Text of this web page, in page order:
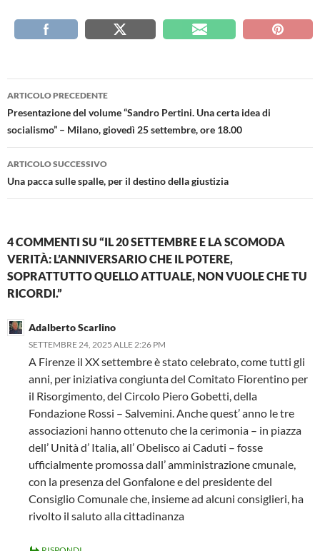
Navigazione
articolo
ARTICOLO PRECEDENTE
Presentazione del volume “Sandro Pertini. Una certa idea di
socialismo” – Milano, giovedì 25 settembre, ore 18.00
ARTICOLO SUCCESSIVO
Una pacca sulle spalle, per il destino della giustizia
4 COMMENTI SU “IL 20 SETTEMBRE E LA SCOMODA
VERITÀ: L’ANNIVERSARIO CHE IL POTERE,
SOPRATTUTTO QUELLO ATTUALE, NON VUOLE CHE TU
RICORDI.”
Adalberto Scarlino
SETTEMBRE 24, 2025 ALLE 2:26 PM
A Firenze il XX settembre è stato celebrato, come tutti gli
anni, per iniziativa congiunta del Comitato Fiorentino per
il Risorgimento, del Circolo Piero Gobetti, della
Fondazione Rossi – Salvemini. Anche quest’ anno le tre
associazioni hanno ottenuto che la cerimonia – in piazza
dell’ Unità d’ Italia, all’ Obelisco ai Caduti – fosse
ufficialmente promossa dall’ amministrazione cmunale,
con la presenza del Gonfalone e del presidente del
Consiglio Comunale che, insieme ad alcuni consiglieri, ha
rivolto il saluto alla cittadinanza